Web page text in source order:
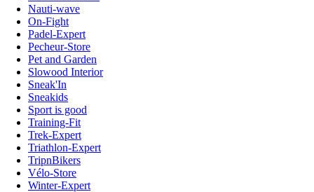
Nauti-wave
On-Fight
Padel-Expert
Pecheur-Store
Pet and Garden
Slowood Interior
Sneak'In
Sneakids
Sport is good
Training-Fit
Trek-Expert
Triathlon-Expert
TripnBikers
Vélo-Store
Winter-Expert